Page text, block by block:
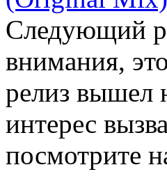
Следующий
внимания, это
релиз вышел
интерес
посмотрите